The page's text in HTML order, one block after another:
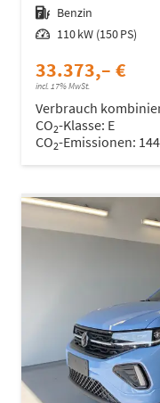
Kraftstoff Benzin
Leistung 110 kW (150 PS)
33.373,– €
incl. 17% MwSt.
Verbrauch
CO2-Klasse: E
CO2-Emissionen: